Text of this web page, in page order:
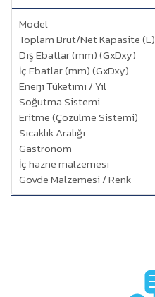
Model
Toplam Brüt/Net Kapasite (L)
Dış Ebatlar (mm) (GxDxy)
İç Ebatlar (mm) (GxDxy)
Enerji Tüketimi / Yıl
Soğutma Sistemi
Eritme (Çözülme Sistemi)
Sıcaklık Aralığı
Gastronom
İç hazne malzemesi
Gövde Malzemesi / Renk